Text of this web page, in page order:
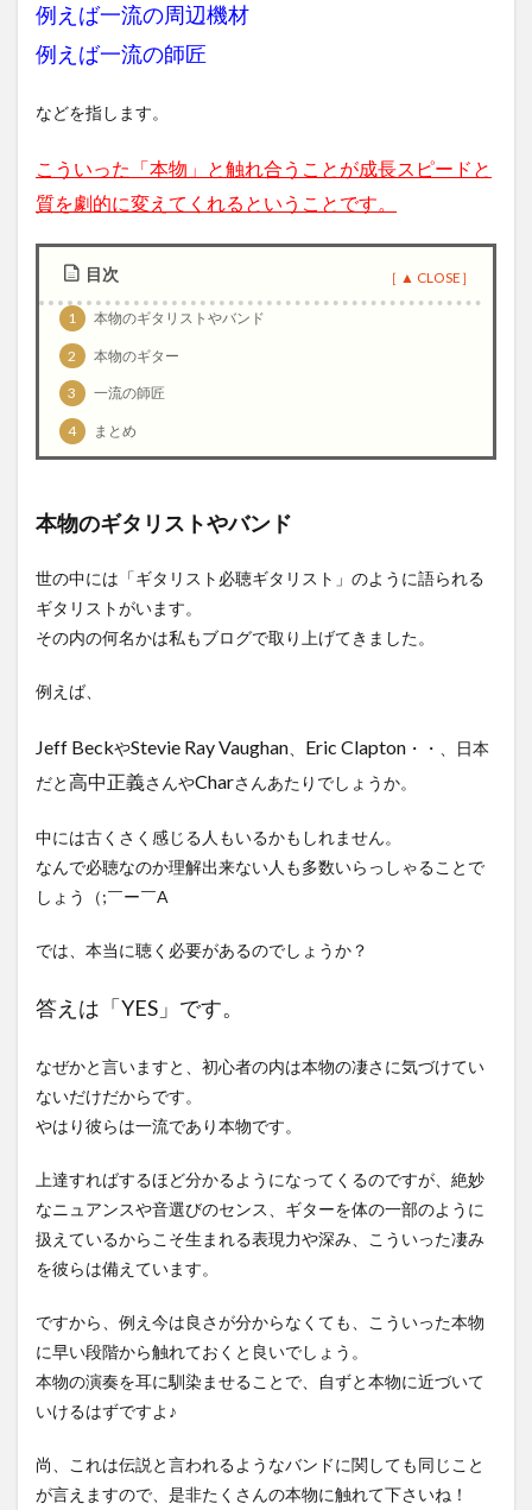
例えば一流の周辺機材
例えば一流の師匠
などを指します。
こういった「本物」と触れ合うことが成長スピードと
質を劇的に変えてくれるということです。
目次
1 本物のギタリストやバンド
2 本物のギター
3 一流の師匠
4 まとめ
本物のギタリストやバンド
世の中には「ギタリスト必聴ギタリスト」のように語られる
ギタリストがいます。
その内の何名かは私もブログで取り上げてきました。
例えば、
Jeff BeckやStevie Ray Vaughan Eric Clapton ・・、日本
だと高中正義さんやCharさんあたりでしょうか。
中には古くさく感じる人もいるかもしれません。
なんで必聴なのか理解出来ない人も多数いらっしゃることで
しょう（;￣ー￣A
では、本当に聴く必要があるのでしょうか？
答えは「YES」です。
なぜかと言いますと、初心者の内は本物の凄さに気づけてい
ないだけだからです。
やはり彼らは一流であり本物です。
上達すればするほど分かるようになってくるのですが、絶妙
なニュアンスや音選びのセンス、ギターを体の一部のように
扱えているからこそ生まれる表現力や深み、こういった凄み
を彼らは備えています。
ですから、例え今は良さが分からなくても、こういった本物
に早い段階から触れておくと良いでしょう。
本物の演奏を耳に馴染ませることで、自ずと本物に近づいて
いけるはずですよ♪
尚、これは伝説と言われるようなバンドに関しても同じこと
が言えますので、是非たくさんの本物に触れて下さいね！